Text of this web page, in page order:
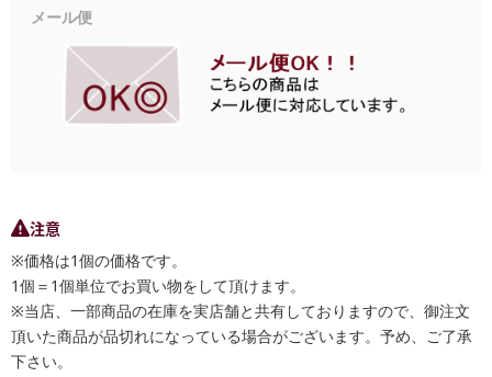
メール便
注意
※価格は1個の価格です。
1個＝1個単位でお買い物をして頂けます。
※当店、一部商品の在庫を実店舗と共有しておりますので、御注文
頂いた商品が品切れになっている場合がございます。予め、ご了承
下さい。